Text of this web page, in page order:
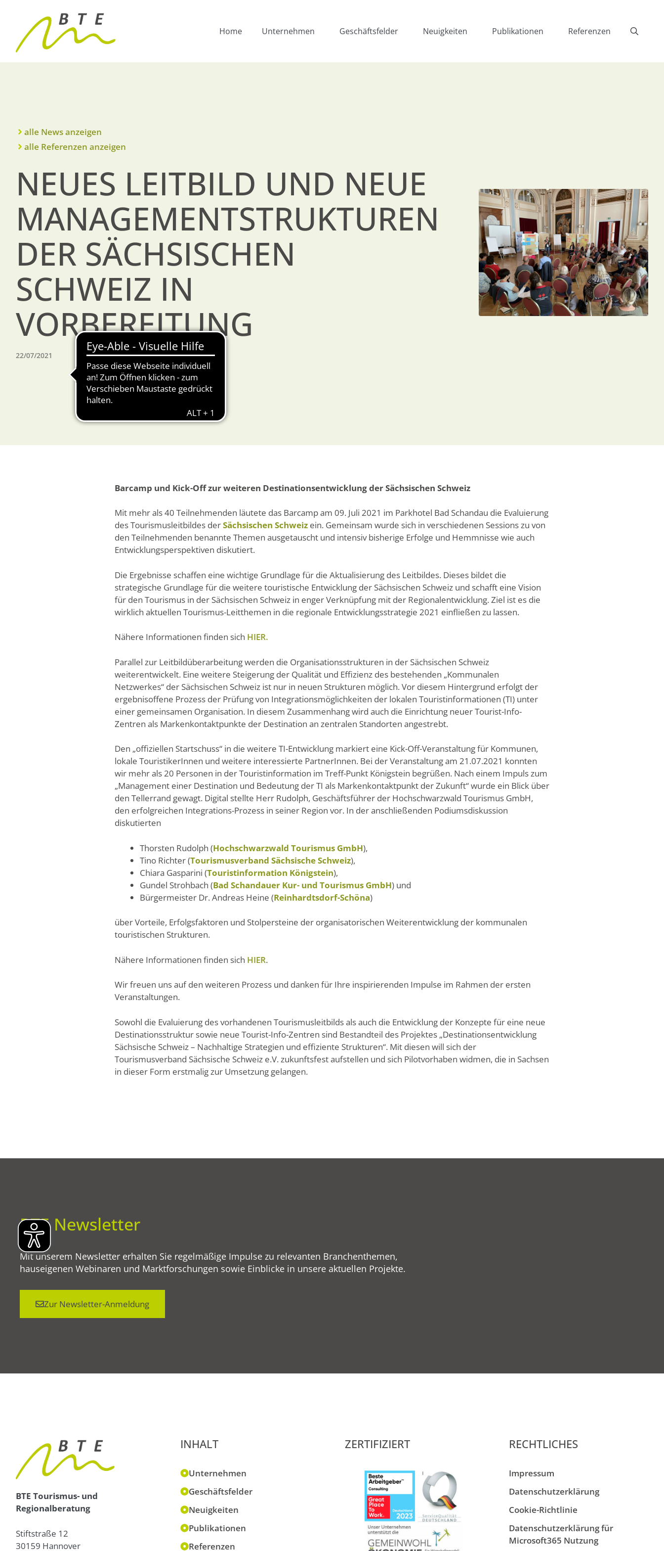
Home Unternehmen Geschäftsfelder Neuigkeiten Publikationen Referenzen
alle News anzeigen
alle Referenzen anzeigen
NEUES LEITBILD UND NEUE
MANAGEMENTSTRUKTUREN
DER SÄCHSISCHEN
SCHWEIZ IN
VORBEREITUNG
22/07/2021
Barcamp und Kick-Off zur weiteren Destinationsentwicklung der Sächsischen Schweiz
Mit mehr als 40 Teilnehmenden läutete das Barcamp am 09. Juli 2021 im Parkhotel Bad Schandau die Evaluierung
des Tourismusleitbildes derSächsischen Schweiz ein. Gemeinsam wurde sich in verschiedenen Sessions zu von
den Teilnehmenden benannte Themen ausgetauscht und intensiv bisherige Erfolge und Hemmnisse wie auch
Entwicklungsperspektiven diskutiert.
Die Ergebnisse schaffen eine wichtige Grundlage für die Aktualisierung des Leitbildes. Dieses bildet die
strategische Grundlage für die weitere touristische Entwicklung der Sächsischen Schweiz und schafft eine Vision
für den Tourismus in der Sächsischen Schweiz in enger Verknüpfung mit der Regionalentwicklung. Ziel ist es die
wirklich aktuellen Tourismus-Leitthemen in die regionale Entwicklungsstrategie 2021 einfließen zu lassen.
Nähere Informationen finden sich HIER.
Parallel zur Leitbildüberarbeitung werden die Organisationsstrukturen in der Sächsischen Schweiz
weiterentwickelt. Eine weitere Steigerung der Qualität und Effizienz des bestehenden „Kommunalen
Netzwerkes“ der Sächsischen Schweiz ist nur in neuen Strukturen möglich. Vor diesem Hintergrund erfolgt der
ergebnisoffene Prozess der Prüfung von Integrationsmöglichkeiten der lokalen Touristinformationen (TI) unter
einer gemeinsamen Organisation. In diesem Zusammenhang wird auch die Einrichtung neuer Tourist-Info-
Zentren als Markenkontaktpunkte der Destination an zentralen Standorten angestrebt.
Den „offiziellen Startschuss“ in die weitere TI-Entwicklung markiert eine Kick-Off-Veranstaltung für Kommunen,
lokale TouristikerInnen und weitere interessierte PartnerInnen. Bei der Veranstaltung am 21.07.2021 konnten
wir mehr als 20 Personen in der Touristinformation im Treff-Punkt Königstein begrüßen. Nach einem Impuls zum
„Management einer Destination und Bedeutung der TI als Markenkontaktpunkt der Zukunft“ wurde ein Blick über
den Tellerrand gewagt. Digital stellte Herr Rudolph, Geschäftsführer der Hochschwarzwald Tourismus GmbH,
den erfolgreichen Integrations-Prozess in seiner Region vor. In der anschließenden Podiumsdiskussion
diskutierten
Thorsten Rudolph (Hochschwarzwald Tourismus GmbH),
Tino Richter (Tourismusverband Sächsische Schweiz),
Chiara Gasparini (Touristinformation Königstein),
Gundel Strohbach (Bad Schandauer Kur- und Tourismus GmbH) und
Bürgermeister Dr. Andreas Heine (Reinhardtsdorf-Schöna)
über Vorteile, Erfolgsfaktoren und Stolpersteine der organisatorischen Weiterentwicklung der kommunalen
touristischen Strukturen.
Nähere Informationen finden sich HIER.
Wir freuen uns auf den weiteren Prozess und danken für Ihre inspirierenden Impulse im Rahmen der ersten
Veranstaltungen.
Sowohl die Evaluierung des vorhandenen Tourismusleitbilds als auch die Entwicklung der Konzepte für eine neue
Destinationsstruktur sowie neue Tourist-Info-Zentren sind Bestandteil des Projektes „Destinationsentwicklung
Sächsische Schweiz – Nachhaltige Strategien und effiziente Strukturen“. Mit diesen will sich der
Tourismusverband Sächsische Schweiz e.V. zukunftsfest aufstellen und sich Pilotvorhaben widmen, die in Sachsen
in dieser Form erstmalig zur Umsetzung gelangen.
BTE Newsletter
Mit unserem Newsletter erhalten Sie regelmäßige Impulse zu relevanten Branchenthemen,
hauseigenen Webinaren und Marktforschungen sowie Einblicke in unsere aktuellen Projekte.
Zur Newsletter-Anmeldung
BTE Tourismus- und
Regionalberatung
Stiftstraße 12
30159 Hannover
INHALT
Unternehmen
Geschäftsfelder
Neuigkeiten
Publikationen
Referenzen
ZERTIFIZIERT RECHTLICHES
Impressum
Datenschutzerklärung
Cookie-Richtlinie
Datenschutzerklärung für
Microsoft365 Nutzung